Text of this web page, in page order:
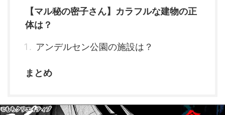
【マル秘の密子さん】カラフルな建物の正
体は？
アンデルセン公園の施設は？
まとめ